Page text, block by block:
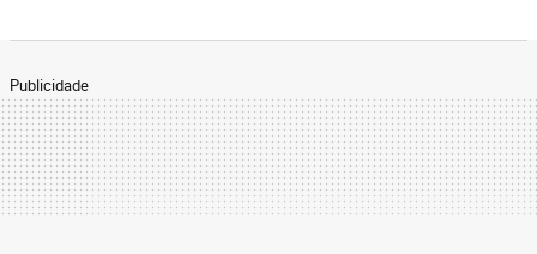
Publicidade